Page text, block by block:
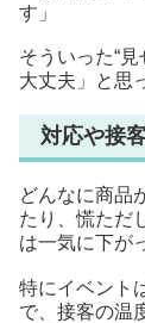
す」
そういった“
大丈夫」と思
対応や接
どんなに商品
たり、慌ただ
は一気に下が
特にイベント
で、接客の温